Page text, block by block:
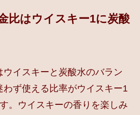
比はウイスキー1に炭酸
イスキーと炭酸水のバラン
わず使える比率がウイスキー1
。ウイスキーの香りを楽しみ